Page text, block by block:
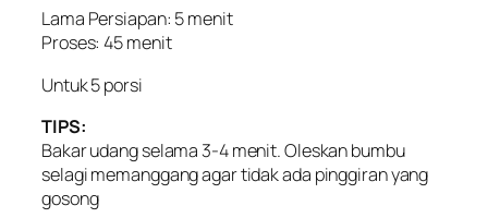
Lama Persiapan: 5 menit
Proses: 45 menit
Untuk 5 porsi
TIPS:
Bakar udang selama 3-4 menit. Oleskan bumbu
selagi memanggang agar tidak ada pinggiran yang
gosong